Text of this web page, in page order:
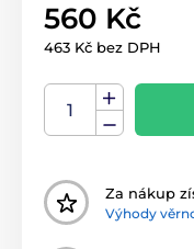
560 Kč
463 Kč bez DPH
Za nákup
Výhody